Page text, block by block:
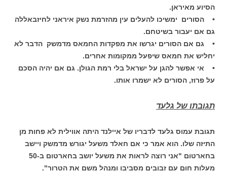
הסיוע מאיראן.
• הסורים ימשיכו להעלים עין מהזרמת נשק איראני לחיזבאללה
גם אם יעבור בשיטחם.
• גם אם הסורים יגרשו את מפקדות החמאס מדמשק הדבר לא
יחליש את חמאס שיפעל ממקומות אחרים.
• אי אפשר להגן על ישראל בלי רמת הגולן. גם אם יהיה הסכם
על פרוז, הסורים לא ישמרו אותו.
תגובתו של גלעד
תגובת עמוס גלעד לדבריו של איילנד היתה אווילית לא פחות מן
התיזה שלו. הוא אמר כי אם חאלד משעל יגורש מדמשק ויישב
בחארטום "אני רוצה לראות את משעל יושב בחארטום ב-50
מעלות חום עם זבובים מסביבו ומנהל משם את הטרור".